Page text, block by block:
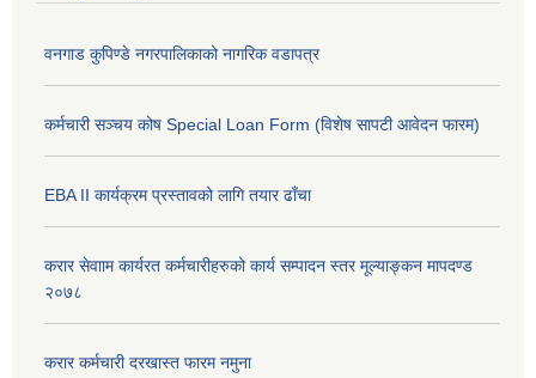
वनगाड कुपिण्डे नगरपालिकाको नागरिक वडापत्र
कर्मचारी सञ्चय कोष Special Loan Form (विशेष सापटी आवेदन फारम)
EBA II कार्यक्रम प्रस्तावको लागि तयार ढाँचा
करार सेवााम कार्यरत कर्मचारीहरुको कार्य सम्पादन स्तर मूल्याङ्कन मापदण्ड
२०७८
करार कर्मचारी दरखास्त फारम नमुना